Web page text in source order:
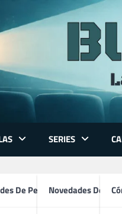
De Películas
SERIES
Novedades De
Video en Julio de 2026